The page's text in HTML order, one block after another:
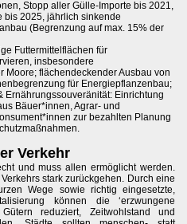
Stopp aller Gülle-Importe bis 2021,
bis 2025, jährlich sinkende
(Begrenzung auf max. 15% der
Futtermittelflächen für
insbesondere
Moore; flächendeckender Ausbau von
für Energiepflanzenbau;
Ernährungssouveränität: Einrichtung
Bäuer*innen, Agrar- und
zur bezahlten Planung
Verkehr
und muss allen ermöglicht werden.
stark zurückgehen. Durch eine
Wege sowie richtig eingesetzte,
können die ‘erzwungene
reduziert, Zeitwohlstand und